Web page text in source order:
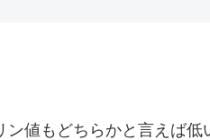
ン値もどちらかと言えば